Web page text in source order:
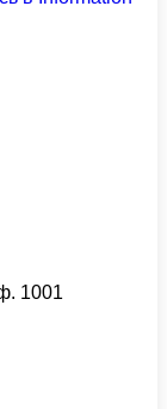
1001